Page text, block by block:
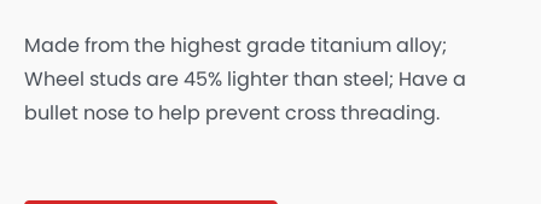
Made from the highest grade titanium alloy;
Wheel studs are 45% lighter than steel; Have a
bullet nose to help prevent cross threading.